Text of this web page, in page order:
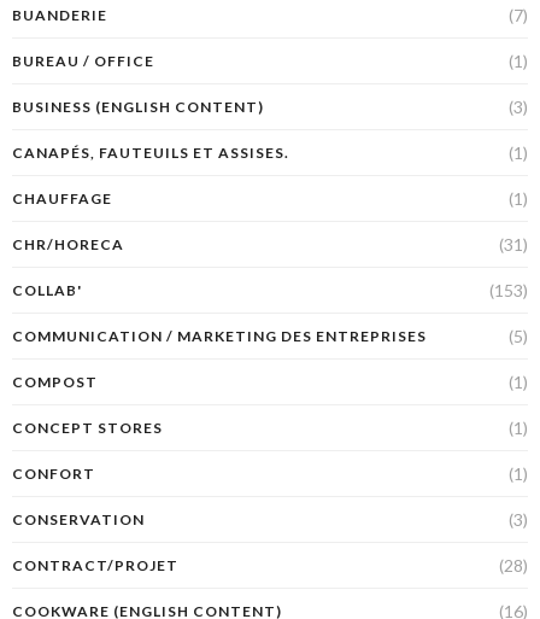
BUANDERIE (7)
BUREAU / OFFICE (1)
BUSINESS (ENGLISH CONTENT) (3)
CANAPÉS, FAUTEUILS ET ASSISES. (1)
CHAUFFAGE (1)
CHR/HORECA (31)
COLLAB' (153)
COMMUNICATION / MARKETING DES ENTREPRISES (5)
COMPOST (1)
CONCEPT STORES (1)
CONFORT (1)
CONSERVATION (3)
CONTRACT/PROJET (28)
COOKWARE (ENGLISH CONTENT) (16)